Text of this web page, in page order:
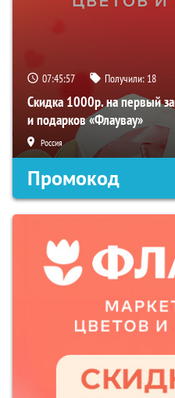
07:45:56 Получили: 18
Скидка 1000р. на первый
и подарков «Флаувау»
Россия
Промокод